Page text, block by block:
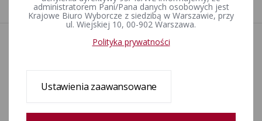
Aktualności
Wyjaśnienia, stanowiska, komunikaty
Postanowienia
administratorem Pani/Pana danych osobowych jest
Krajowe Biuro Wyborcze z siedzibą w Warszawie, przy
ul. Wiejskiej 10, 00-902 Warszawa.
Polityka prywatności
Ustawienia zaawansowane